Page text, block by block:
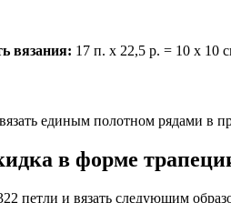
вязания: 17 п. х 22,5 р. = 10 х 10
единым полотном рядами в
в форме
петли и вязать следующим